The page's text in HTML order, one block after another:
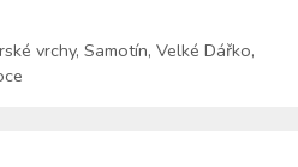
vrchy, Samotín, Velké Dářko,